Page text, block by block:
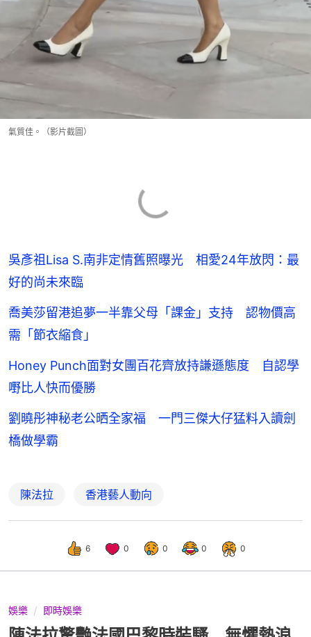
氣質佳。（影片截圖）
吳彥祖Lisa S.南非定情舊照曝光 相愛24年放閃：最
好的尚未來臨
喬美莎留港追夢一半靠父母「課金」支持 認物價高
需「節衣縮食」
Honey Punch面對女團百花齊放持謙遜態度 自認學
嘢比人快而優勝
劉曉彤神秘老公晒全家福 一門三傑大仔猛料入讀劍
橋做學霸
陳法拉 香港藝人動向
6 0 0 0 0
娛樂 即時娛樂